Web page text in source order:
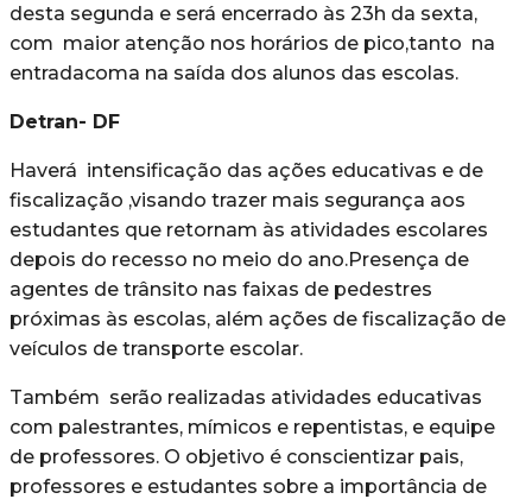
desta segunda e será encerrado às 23h da sexta,
com maior atenção nos horários de pico,tanto na
entradacoma na saída dos alunos das escolas.
Detran- DF
Haverá intensificação das ações educativas e de
fiscalização ,visando trazer mais segurança aos
estudantes que retornam às atividades escolares
depois do recesso no meio do ano.Presença de
agentes de trânsito nas faixas de pedestres
próximas às escolas, além ações de fiscalização de
veículos de transporte escolar.
Também serão realizadas atividades educativas
com palestrantes, mímicos e repentistas, e equipe
de professores. O objetivo é conscientizar pais,
professores e estudantes sobre a importância de